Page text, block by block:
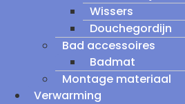
Wissers
Douchegordijn
Bad accessoires
Badmat
Montage materiaal
Verwarming